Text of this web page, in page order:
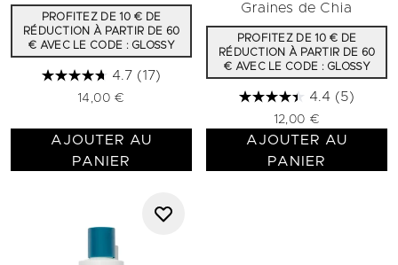
PROFITEZ DE 10 € DE
RÉDUCTION À PARTIR DE 60
€ AVEC LE CODE : GLOSSY
4.7 (17)
14,00 €
AJOUTER AU
PANIER
Graines de Chia
PROFITEZ DE 10 € DE
RÉDUCTION À PARTIR DE 60
€ AVEC LE CODE : GLOSSY
4.4 (5)
12,00 €
AJOUTER AU
PANIER